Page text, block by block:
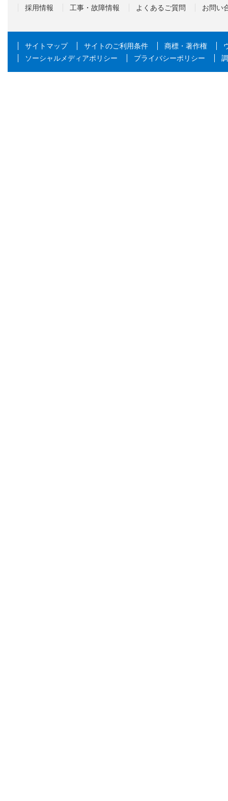
採用情報 工事・故障情報 よくあるご質問 お問い
サイトマップ サイトのご利用条件 商標・著作権
ソーシャルメディアポリシー
プライバシーポリシー